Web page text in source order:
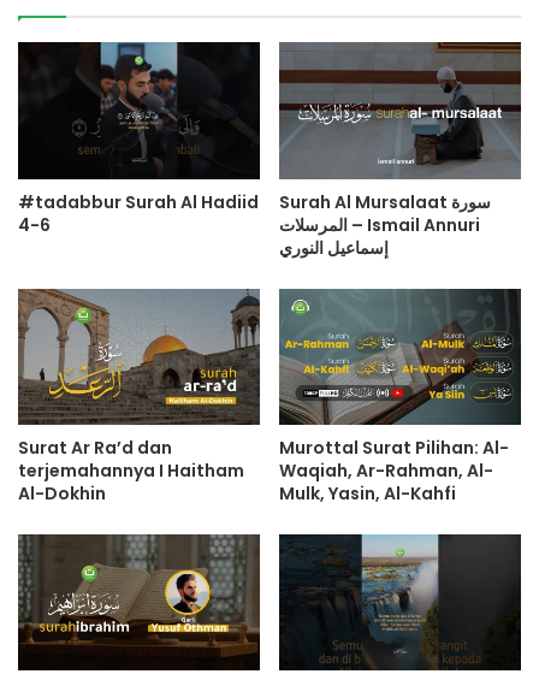
#tadabbur Surah Al Hadiid
4-6
Surah Al Mursalaat سورة
المرسلات – Ismail Annuri
إسماعيل النوري
Surat Ar Ra’d dan
terjemahannya I Haitham
Al-Dokhin
Murottal Surat Pilihan: Al-
Waqiah, Ar-Rahman, Al-
Mulk, Yasin, Al-Kahfi